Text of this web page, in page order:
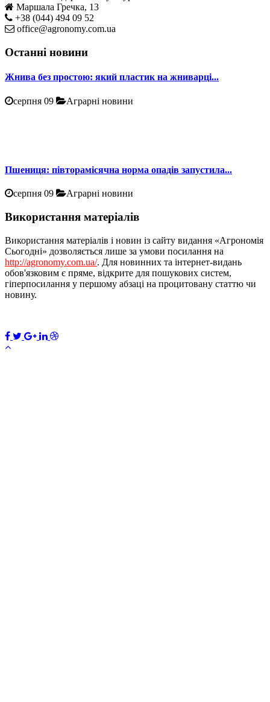
Маршала Гречка, 13
+38 (044) 494 09 52
office@agronomy.com.ua
Останні новини
Жнива без простою: який пластик на жниварці...
серпня 09 Аграрні новини
Пшениця: півторамісячна норма опадів запустила...
серпня 09 Аграрні новини
Використання матеріалів
Використання матеріалів і новин із сайту видання «Агрономія
Сьогодні» дозволяється лише за умови посилання на
http://agronomy.com.ua/. Для новинних та інтернет-видань
обов'язковим є пряме, відкрите для пошукових систем,
гіперпосилання у першому абзаці на процитовану статтю чи
новину.